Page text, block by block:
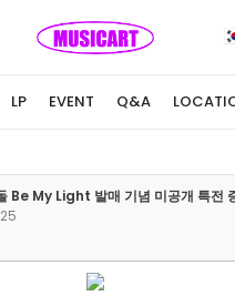
LP EVENT Q&A
Be My Light 발매 기념 미공개 특전